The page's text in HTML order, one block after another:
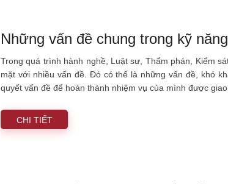
Những vấn đề chung trong kỹ
Trong quá trình hành nghề, Luật sư, Thẩm phán, Kiểm
mặt với nhiều vấn đề. Đó có thể là những vấn đề, khó
quyết vấn đề để hoàn thành nhiệm vụ của mình được giao
CHI TIẾT